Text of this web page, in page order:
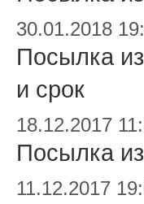
30.01.2018
Посылка из
и срок
18.12.2017
Посылка из
11.12.2017